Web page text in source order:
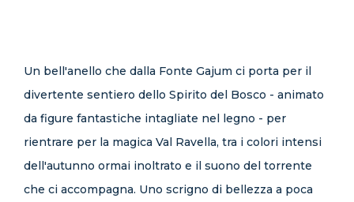
Un bell'anello che dalla Fonte Gajum ci porta per il
divertente sentiero dello Spirito del Bosco - animato
da figure fantastiche intagliate nel legno - per
rientrare per la magica Val Ravella, tra i colori intensi
dell'autunno ormai inoltrato e il suono del torrente
che ci accompagna. Uno scrigno di bellezza a poca